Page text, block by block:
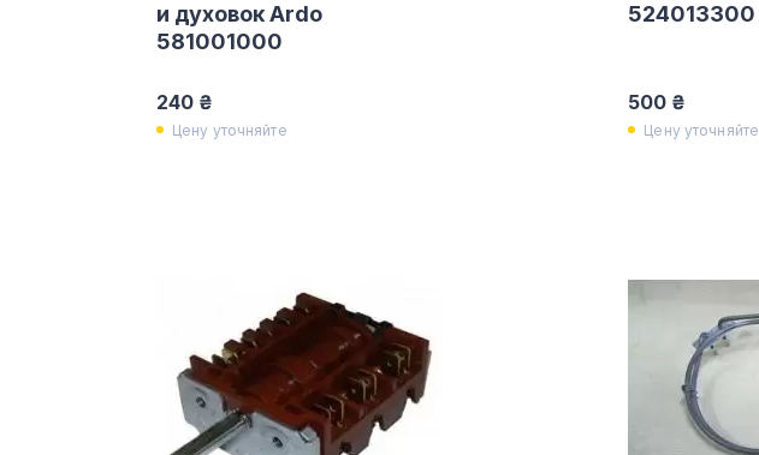
и духовок Ardo
581001000
240 ₴
Цену уточняйте
524013300
500 ₴
Цену уточняйте